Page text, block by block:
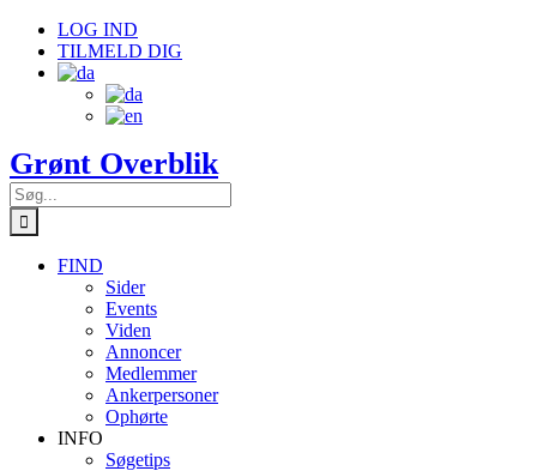
Skip
content
LOG IND
TILMELD DIG
Grønt Overblik
Søg
efter:
FIND
Sider
Events
Viden
Annoncer
Medlemmer
Ankerpersoner
Ophørte
INFO
Søgetips